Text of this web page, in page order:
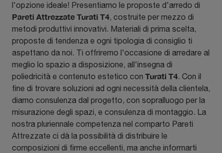
l'opzione ideale! Presentiamo le proposte d'arredo di
Pareti Attrezzate Turati T4, costruite per mezzo di
metodi produttivi innovativi. Materiali di prima scelta,
proposte di tendenza e ogni tipologia di consiglio ti
aspettano da noi. Ti offriremo l'occasione di arredare al
meglio lo spazio a disposizione, all'insegna di
poliedricità e contenuto estetico con Turati T4. Con il
fine di trovare soluzioni ad ogni necessità della clientela,
diamo consulenza dal progetto, con sopralluogo per la
misurazione degli spazi, e consulenza di montaggio. La
nostra pluriennale competenza nel comparto Pareti
Attrezzate ci dà la possibilità di distribuire le
composizioni di firme eccellenti, ma anche informarti